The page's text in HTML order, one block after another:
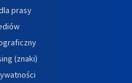
prasy
(znaki)